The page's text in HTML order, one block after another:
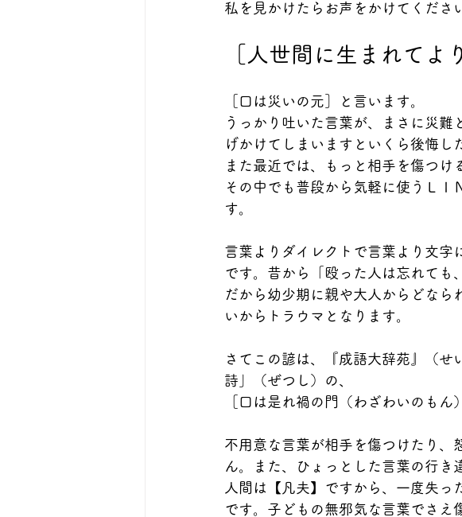
私を見かけたらお声をかけてくださ
［人世間に生まれてよ
［口は災いの元］と言います。
うっかり吐いた言葉が、まさに災
げかけてしまいますといくら後悔し
また最近では、もっと相手を傷つけ
その中でも普段から気軽に使うＬＩ
す。
言葉よりダイレクトで言葉より文字
です。昔から「殴った人は忘れても
だから幼少期に親や大人からどなら
いからトラウマとなります。
さてこの諺は、『成語大辞苑』（
詩」（ぜつし）の、
［口は是れ禍の門（わざわいのもん
不用意な言葉が相手を傷つけたり、
ん。また、ひょっとした言葉の行き
人間は【凡夫】ですから、一度失
です。子どもの無邪気な言葉でさえ